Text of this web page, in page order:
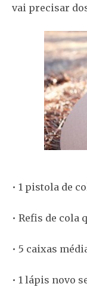
vai precisar
• 1 pistola de
• Refis de cola
• 5 caixas
• 1 lápis novo